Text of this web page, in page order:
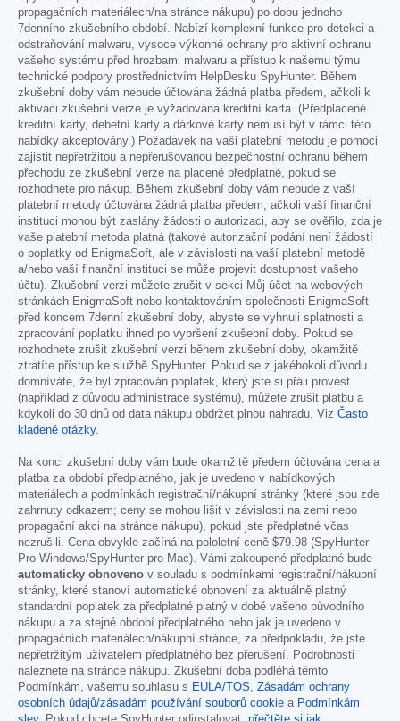
propagačních materiálech/na stránce nákupu) po dobu jednoho
7denního zkušebního období. Nabízí komplexní funkce pro detekci a
odstraňování malwaru, vysoce výkonné ochrany pro aktivní ochranu
vašeho systému před hrozbami malwaru a přístup k našemu týmu
technické podpory prostřednictvím HelpDesku SpyHunter. Během
zkušební doby vám nebude účtována žádná platba předem, ačkoli k
aktivaci zkušební verze je vyžadována kreditní karta. (Předplacené
kreditní karty, debetní karty a dárkové karty nemusí být v rámci této
nabídky akceptovány.) Požadavek na vaši platební metodu je pomoci
zajistit nepřetržitou a nepřerušovanou bezpečnostní ochranu během
přechodu ze zkušební verze na placené předplatné, pokud se
rozhodnete pro nákup. Během zkušební doby vám nebude z vaší
platební metody účtována žádná platba předem, ačkoli vaší finanční
instituci mohou být zaslány žádosti o autorizaci, aby se ověřilo, zda je
vaše platební metoda platná (takové autorizační podání není žádostí
o poplatky od EnigmaSoft, ale v závislosti na vaší platební metodě
a/nebo vaší finanční instituci se může projevit dostupnost vašeho
účtu). Zkušební verzi můžete zrušit v sekci Můj účet na webových
stránkách EnigmaSoft nebo kontaktováním společnosti EnigmaSoft
před koncem 7denní zkušební doby, abyste se vyhnuli splatnosti a
zpracování poplatku ihned po vypršení zkušební doby. Pokud se
rozhodnete zrušit zkušební verzi během zkušební doby, okamžitě
ztratíte přístup ke službě SpyHunter. Pokud se z jakéhokoli důvodu
domníváte, že byl zpracován poplatek, který jste si přáli provést
(například z důvodu administrace systému), můžete zrušit platbu a
kdykoli do 30 dnů od data nákupu obdržet plnou náhradu. Viz Často
kladené otázky.
Na konci zkušební doby vám bude okamžitě předem účtována cena a
platba za období předplatného, jak je uvedeno v nabídkových
materiálech a podmínkách registrační/nákupní stránky (které jsou zde
zahrnuty odkazem; ceny se mohou lišit v závislosti na zemi nebo
propagační akci na stránce nákupu), pokud jste předplatné včas
nezrušili. Cena obvykle začíná na pololetní ceně $79.98 (SpyHunter
Pro Windows/SpyHunter pro Mac). Vámi zakoupené předplatné bude
automaticky obnoveno v souladu s podmínkami registrační/nákupní
stránky, které stanoví automatické obnovení za aktuálně platný
standardní poplatek za předplatné platný v době vašeho původního
nákupu a za stejné období předplatného nebo jak je uvedeno v
propagačních materiálech/nákupní stránce, za předpokladu, že jste
nepřetržitým uživatelem předplatného bez přerušení. Podrobnosti
naleznete na stránce nákupu. Zkušební doba podléhá těmto
Podmínkám, vašemu souhlasu s EULA/TOS, Zásadám ochrany
osobních údajů/zásadám používání souborů cookie a Podmínkám